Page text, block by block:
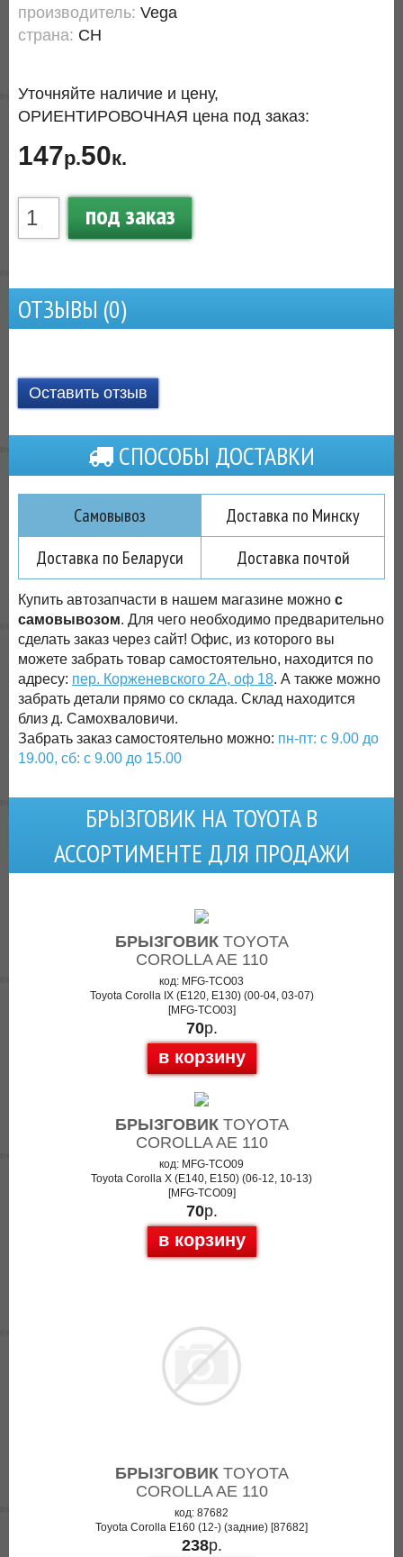
производитель: Vega
страна: CH
Уточняйте наличие и цену,
ОРИЕНТИРОВОЧНАЯ цена под заказ:
147р.50к.
под заказ
ОТЗЫВЫ (0)
Оставить отзыв
СПОСОБЫ ДОСТАВКИ
Самовывоз
Доставка по Минску
Доставка по Беларуси
Доставка почтой
Купить автозапчасти в нашем магазине можно с
самовывозом. Для чего необходимо предварительно
сделать заказ через сайт! Офис, из которого вы
можете забрать товар самостоятельно, находится по
адресу: пер. Корженевского 2А, оф 18. А также можно
забрать детали прямо со склада. Склад находится
близ д. Самохваловичи.
Забрать заказ самостоятельно можно: пн-пт: с 9.00 до
19.00, сб: с 9.00 до 15.00
БРЫЗГОВИК НА TOYOTA В
АССОРТИМЕНТЕ ДЛЯ ПРОДАЖИ
БРЫЗГОВИКTOYOTA
COROLLA AE 110
код: MFG-TCO03
Toyota Corolla IX (E120, E130) (00-04, 03-07)
[MFG-TCO03]
70р.
в корзину
БРЫЗГОВИКTOYOTA
COROLLA AE 110
код: MFG-TCO09
Toyota Corolla X (E140, E150) (06-12, 10-13)
[MFG-TCO09]
70р.
в корзину
БРЫЗГОВИКTOYOTA
COROLLA AE 110
код: 87682
Toyota Corolla E160 (12-) (задние) [87682]
238р.